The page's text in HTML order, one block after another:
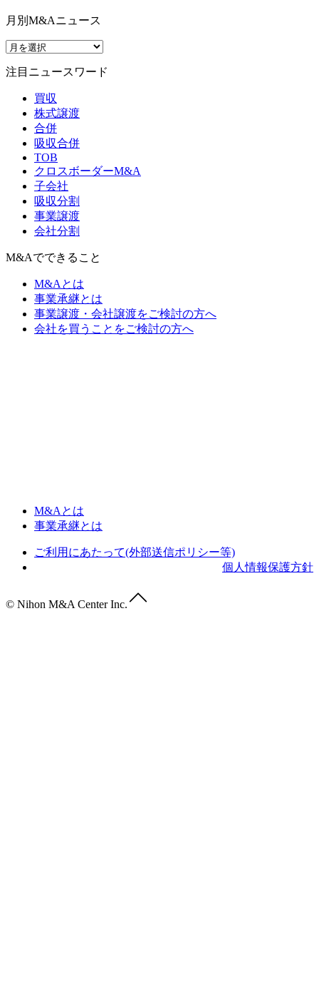
月別M&Aニュース
注目ニュースワード
買収
株式譲渡
合併
吸収合併
TOB
クロスボーダーM&A
子会社
吸収分割
事業譲渡
会社分割
M&Aでできること
M&Aとは
事業承継とは
事業譲渡・会社譲渡をご検討の方へ
会社を買うことをご検討の方へ
M&Aとは
事業承継とは
ご利用にあたって(外部送信ポリシー等)
個人情報保護方針
© Nihon M&A Center Inc.